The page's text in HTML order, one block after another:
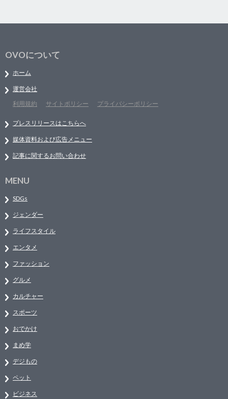
OVOについて
ホーム
運営会社
利用規約
サイトポリシー プライバシーポリシー
プレスリリースはこちらへ
媒体資料および広告メニュー
記事に関するお問い合わせ
MENU
SDGs
ジェンダー
ライフスタイル
エンタメ
ファッション
グルメ
カルチャー
スポーツ
おでかけ
まめ学
デジもの
ペット
ビジネス